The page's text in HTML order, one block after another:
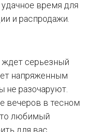
время для
и распродажи.
ждет серьезный
напряженным
не разочаруют.
вечеров в тесном
любимый
для вас